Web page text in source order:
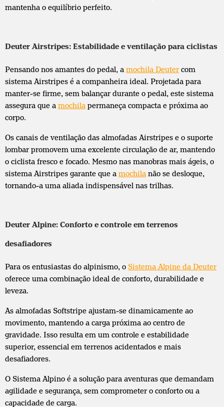
mantenha o equilíbrio perfeito.
Deuter Airstripes: Estabilidade e ventilação para ciclistas
Pensando nos amantes do pedal, a mochila Deutercom
sistema Airstripes é a companheira ideal. Projetada para
manter-se firme, sem balançar durante o pedal, este sistema
assegura que a mochila permaneça compacta e próxima ao
corpo.
Os canais de ventilação das almofadas Airstripes e o suporte
lombar promovem uma excelente circulação de ar, mantendo
o ciclista fresco e focado. Mesmo nas manobras mais ágeis, o
sistema Airstripes garante que a mochila não se desloque,
tornando-a uma aliada indispensável nas trilhas.
Deuter Alpine: Conforto e controle em terrenos
desafiadores
Para os entusiastas do alpinismo, o Sistema Alpine da Deuter
oferece uma combinação ideal de conforto, durabilidade e
leveza.
As almofadas Softstripe ajustam-se dinamicamente ao
movimento, mantendo a carga próxima ao centro de
gravidade. Isso resulta em um controle e estabilidade
superior, essencial em terrenos acidentados e mais
desafiadores.
O Sistema Alpino é a solução para aventuras que demandam
agilidade e segurança, sem comprometer o conforto ou a
capacidade de carga.